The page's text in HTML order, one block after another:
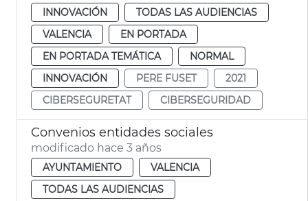
INNOVACIÓN
TODAS LAS AUDIENCIAS
VALENCIA
EN PORTADA
EN PORTADA TEMÁTICA
NORMAL
INNOVACIÓN
PERE FUSET
2021
CIBERSEGURETAT
CIBERSEGURIDAD
Convenios entidades sociales
modificado hace 3 años
AYUNTAMIENTO
VALENCIA
TODAS LAS AUDIENCIAS